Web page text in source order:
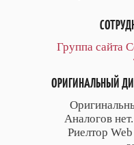
Группа сайта
ОРИГИНАЛЬНЫЙ
Аналогов
Риелтор